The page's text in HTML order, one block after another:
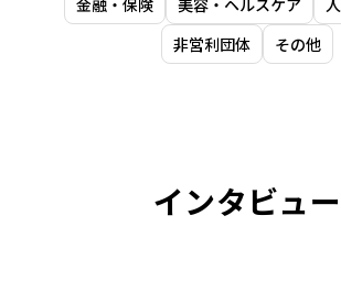
金融・保険
美容・ヘルスケア
非営利団体
その他
インタビュー